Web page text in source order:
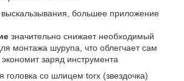
большее приложение
значительно снижает необходимый
монтажа шурупа, что облегчает сам
заряд инструмента
головка со шлицем torx (звездочка)